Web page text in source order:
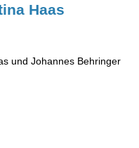
Haas
und Johannes Behringer